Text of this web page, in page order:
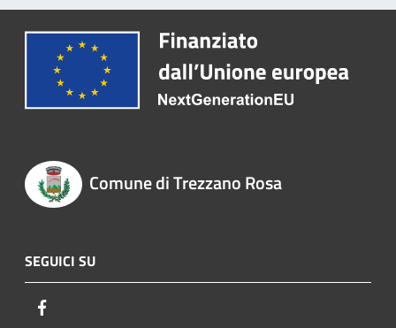
Comune di Trezzano Rosa
SEGUICI SU